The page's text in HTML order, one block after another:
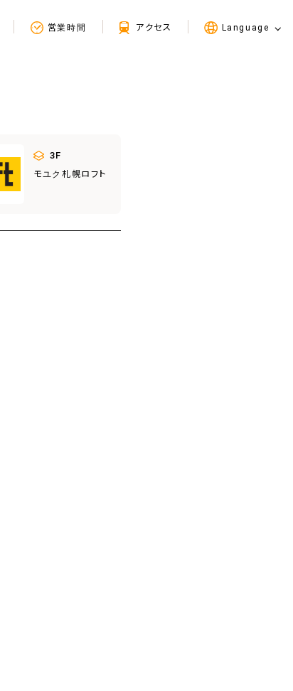
営業時間 アクセス Language
3F
モユク札幌ロフト